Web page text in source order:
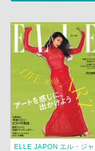
ELLE JAPON エル・ジャ